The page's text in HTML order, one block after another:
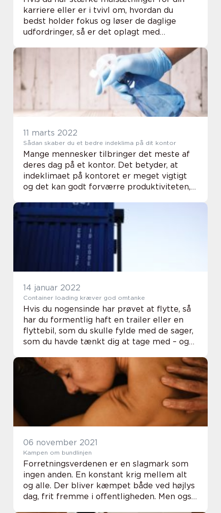
karriere eller er i tvivl om, hvordan du
bedst holder fokus og løser de daglige
udfordringer, så er det oplagt med
henvender sig til dig som stiller strenge
11 marts 2022
Sådan skaber du et bedre indeklima på dit kontor
Mange mennesker tilbringer det meste af
deres dag på et kontor. Det betyder, at
indeklimaet på kontoret er meget vigtigt
og det kan godt forværre produktiviteten,
mennesker er ikke klar over dette og lader
kontoret ...
14 januar 2022
Container loading kræver god omtanke
Hvis du nogensinde har prøvet at flytte, så
har du formentlig haft en trailer eller en
flyttebil, som du skulle fylde med de sager,
som du havde tænkt dig at tage med – og
man overho...
06 november 2021
Kampen om bundlinjen
Forretningsverdenen er en slagmark som
ingen anden. En konstant krig mellem alt
og alle. Der bliver kæmpet både ved højlys
dag, frit fremme i offentligheden. Men også